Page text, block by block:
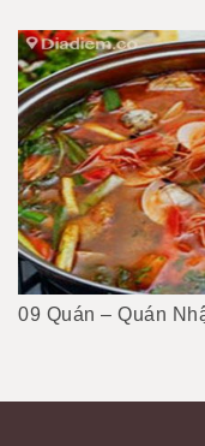
09 Quán – Quán